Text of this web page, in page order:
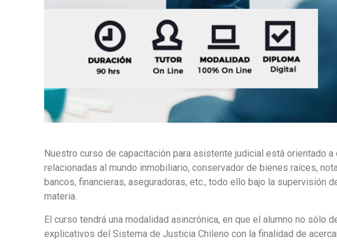
Nuestro curso de capacitación para asistente judicial está orientado
relacionadas al mundo inmobiliario, conservador de bienes raíces,
bancos, financieras, aseguradoras, etc., todo ello bajo la supervisión
materia.
El curso tendrá una modalidad asincrónica, en que el alumno no sólo
explicativos del Sistema de Justicia Chileno con la finalidad de